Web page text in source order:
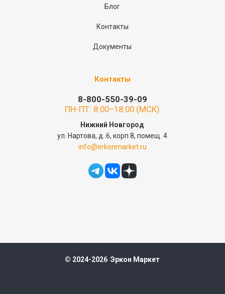
Блог
Контакты
Документы
Контакты
8-800-550-39-09
ПН-ПТ: 8:00–18:00 (МСК)
Нижний Новгород
ул. Нартова, д. 6, корп 8, помещ. 4
info@erkonmarket.ru
© 2024-2026 Эркон Маркет